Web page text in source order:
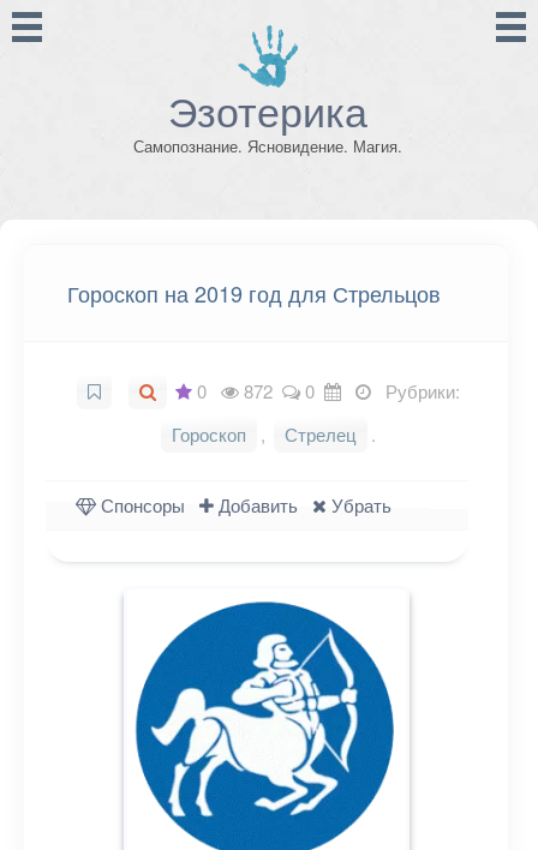
Эзотерика
Самопознание. Ясновидение. Магия.
Гороскоп на 2019 год для Стрельцов
0 872 0
Рубрики:
Гороскоп
, Стрелец .
Спонсоры Добавить Убрать